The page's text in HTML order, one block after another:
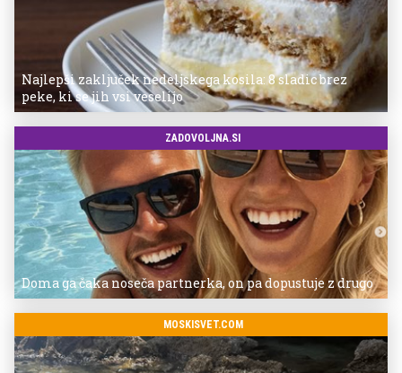
Najlepši zaključek nedeljskega kosila: 8 sladic brez
peke, ki se jih vsi veselijo
ZADOVOLJNA.SI
Doma ga čaka noseča partnerka, on pa dopustuje z drugo
MOSKISVET.COM